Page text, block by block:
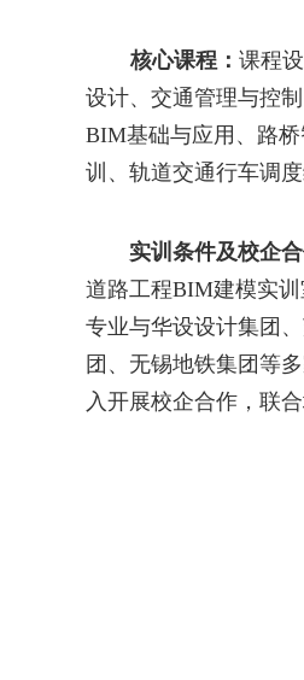
核心课程： 课程
设计、交通管理与控制
BIM基础与应用、路
训 、 轨道交通行车调度
实训条件及校企
道路工程BIM建模实训
专业与华设设计集团、
团、无锡地铁集团等
入开展校企合作， 联